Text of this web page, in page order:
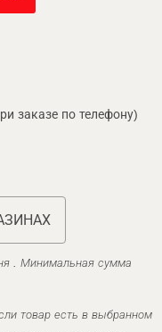
заказе по телефону)
. Минимальная сумма
товар есть в выбранном